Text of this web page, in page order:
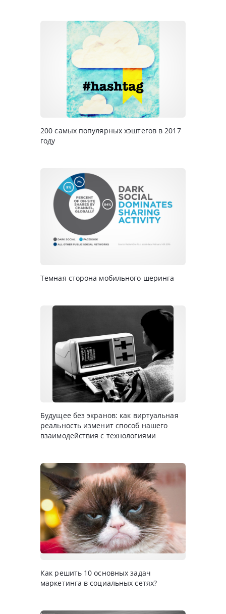
200 самых популярных хэштегов в 2017
году
Темная сторона мобильного шеринга
Будущее без экранов: как виртуальная
реальность изменит способ нашего
взаимодействия с технологиями
Как решить 10 основных задач
маркетинга в социальных сетях?